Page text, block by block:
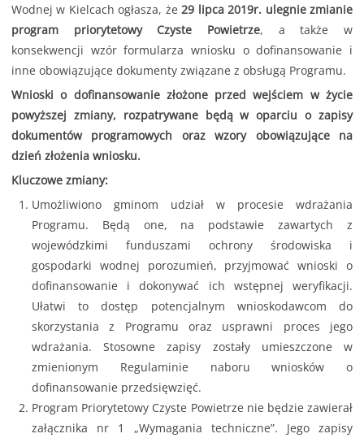
Wodnej w Kielcach ogłasza, że29 lipca 2019r. ulegnie zmianie
program priorytetowy Czyste Powietrze, a także w
konsekwencji wzór formularza wniosku o dofinansowanie i
inne obowiązujące dokumenty związane z obsługą Programu.
Wnioski o dofinansowanie złożone przed wejściem w życie
powyższej zmiany, rozpatrywane będą w oparciu o zapisy
dokumentów programowych oraz wzory obowiązujące na
dzień złożenia wniosku.
Kluczowe zmiany:
Umożliwiono gminom udział w procesie wdrażania
Programu. Będą one, na podstawie zawartych z
wojewódzkimi funduszami ochrony środowiska i
gospodarki wodnej porozumień, przyjmować wnioski o
dofinansowanie i dokonywać ich wstępnej weryfikacji.
Ułatwi to dostęp potencjalnym wnioskodawcom do
skorzystania z Programu oraz usprawni proces jego
wdrażania. Stosowne zapisy zostały umieszczone w
zmienionym Regulaminie naboru wniosków o
dofinansowanie przedsięwzięć.
Program Priorytetowy Czyste Powietrze nie będzie zawierał
załącznika nr 1 „Wymagania techniczne”. Jego zapisy